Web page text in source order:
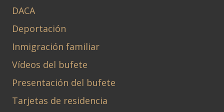
DACA
Deportación
Inmigración familiar
Vídeos del bufete
Presentación del bufete
Tarjetas de residencia